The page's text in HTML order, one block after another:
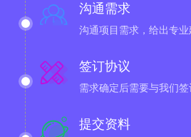
沟通需求
沟通项目需求，给出专
签订协议
需求确定后需要与我们
提交资料